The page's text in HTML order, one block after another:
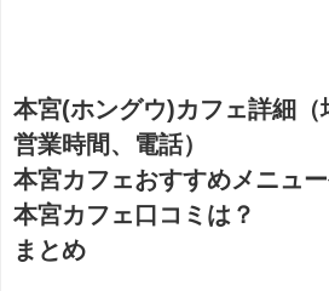
本宮(ホングウ)カフェ詳細（
営業時間、電話）
本宮カフェおすすめメニュ
本宮カフェ口コミは？
まとめ